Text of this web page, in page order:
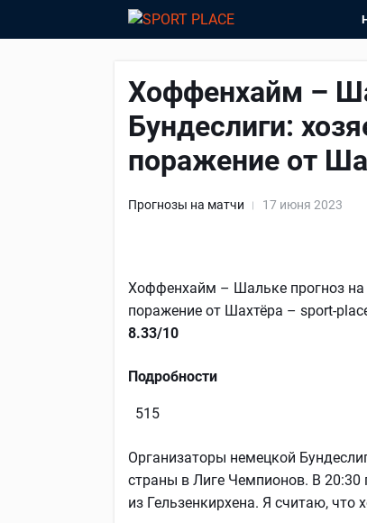
Хоффенхайм –
Бундеслиги:
поражение от
Прогнозы на матчи 17 июня 2023
Хоффенхайм – Шальке прогноз на
поражение от Шахтёра – sport-
8.33/10
Подробности
515
Организаторы немецкой
страны в Лиге Чемпионов. В
из Гельзенкирхена. Я считаю,